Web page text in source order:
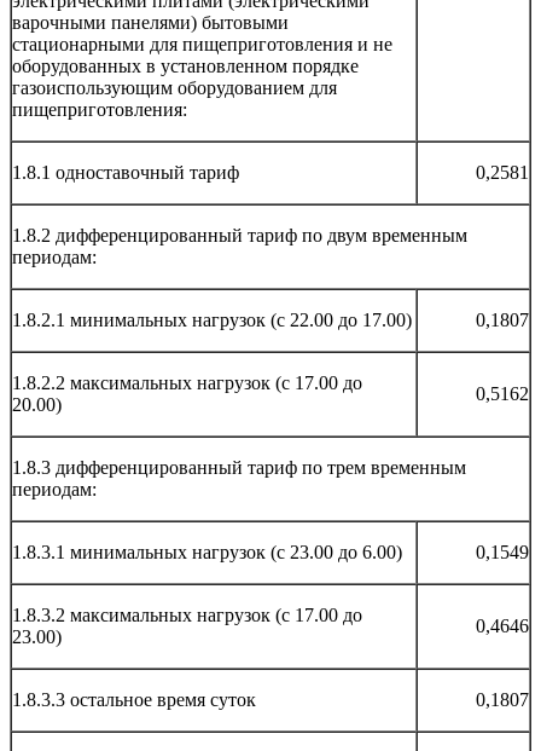
варочными панелями) бытовыми
стационарными для пищеприготовления и не
оборудованных в установленном порядке
газоиспользующим оборудованием для
пищеприготовления:
1.8.1 одноставочный тариф 0,2581
1.8.2 дифференцированный тариф по двум временным
периодам:
1.8.2.1 минимальных нагрузок (с 22.00 до 17.00) 0,1807
1.8.2.2 максимальных нагрузок (с 17.00 до
20.00)
0,5162
1.8.3 дифференцированный тариф по трем временным
периодам:
1.8.3.1 минимальных нагрузок (с 23.00 до 6.00) 0,1549
1.8.3.2 максимальных нагрузок (с 17.00 до
23.00)
0,4646
1.8.3.3 остальное время суток 0,1807